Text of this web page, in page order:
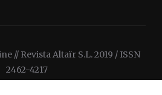
// Revista Altaïr S.L. 2019 / ISSN
2462-4217